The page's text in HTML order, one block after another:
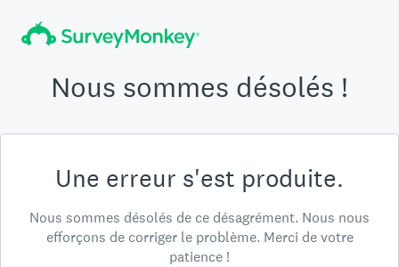
Nous sommes désolés !
Une erreur s'est produite.
Nous sommes désolés de ce désagrément. Nous nous
efforçons de corriger le problème. Merci de votre
patience !